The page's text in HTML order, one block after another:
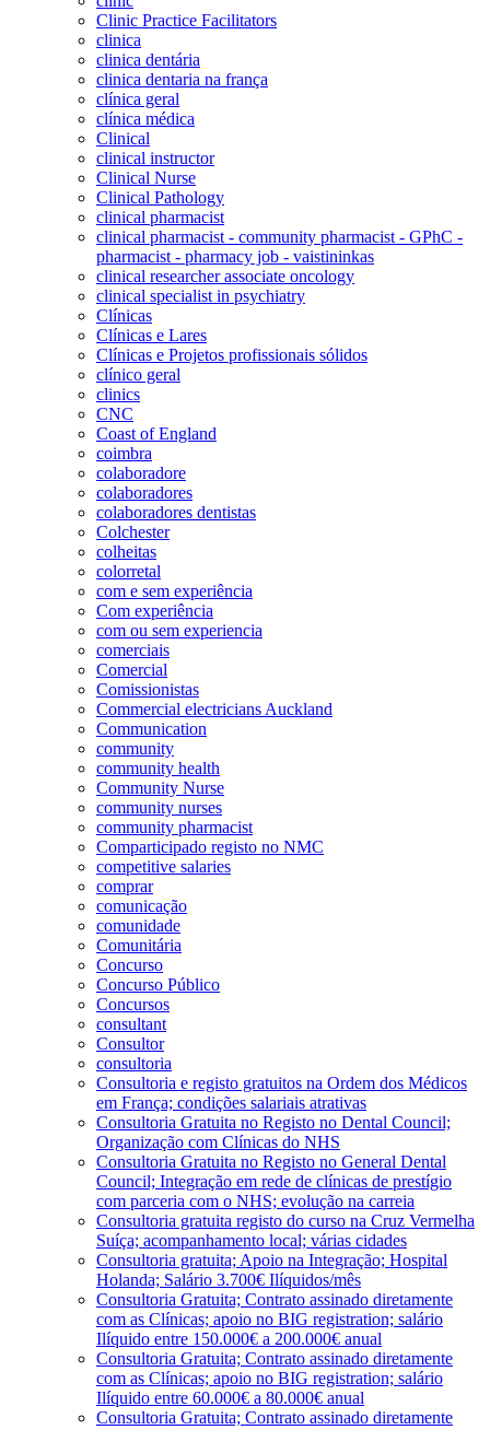
Clinic Practice Facilitators
clinica
clinica dentária
clinica dentaria na frança
clínica geral
clínica médica
Clinical
clinical instructor
Clinical Nurse
Clinical Pathology
clinical pharmacist
clinical pharmacist - community pharmacist - GPhC -
pharmacist - pharmacy job - vaistininkas
clinical researcher associate oncology
clinical specialist in psychiatry
Clínicas
Clínicas e Lares
Clínicas e Projetos profissionais sólidos
clínico geral
clinics
CNC
Coast of England
coimbra
colaboradore
colaboradores
colaboradores dentistas
Colchester
colheitas
colorretal
com e sem experiência
Com experiência
com ou sem experiencia
comerciais
Comercial
Comissionistas
Commercial electricians Auckland
Communication
community
community health
Community Nurse
community nurses
community pharmacist
Comparticipado registo no NMC
competitive salaries
comprar
comunicação
comunidade
Comunitária
Concurso
Concurso Público
Concursos
consultant
Consultor
consultoria
Consultoria e registo gratuitos na Ordem dos Médicos
em França; condições salariais atrativas
Consultoria Gratuita no Registo no Dental Council;
Organização com Clínicas do NHS
Consultoria Gratuita no Registo no General Dental
Council; Integração em rede de clínicas de prestígio
com parceria com o NHS; evolução na carreia
Consultoria gratuita registo do curso na Cruz Vermelha
Suíça; acompanhamento local; várias cidades
Consultoria gratuita; Apoio na Integração; Hospital
Holanda; Salário 3.700€ Ilíquidos/mês
Consultoria Gratuita; Contrato assinado diretamente
com as Clínicas; apoio no BIG registration; salário
Ilíquido entre 150.000€ a 200.000€ anual
Consultoria Gratuita; Contrato assinado diretamente
com as Clínicas; apoio no BIG registration; salário
Ilíquido entre 60.000€ a 80.000€ anual
Consultoria Gratuita; Contrato assinado diretamente